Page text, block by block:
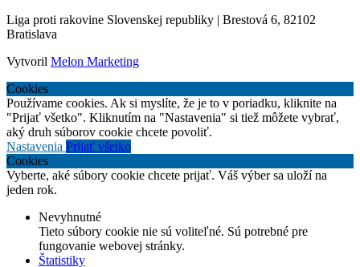
Liga proti rakovine Slovenskej republiky | Brestová 6, 82102
Bratislava
Vytvoril Melon Marketing
Cookies
Používame cookies. Ak si myslíte, že je to v poriadku, kliknite na
"Prijať všetko". Kliknutím na "Nastavenia" si tiež môžete vybrať,
aký druh súborov cookie chcete povoliť.
Nastavenia Prijať všetko
Cookies
Vyberte, aké súbory cookie chcete prijať. Váš výber sa uloží na
jeden rok.
Nevyhnutné
Tieto súbory cookie nie sú voliteľné. Sú potrebné pre
fungovanie webovej stránky.
Štatistiky